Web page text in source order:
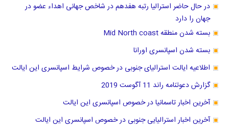
در حال حاضر استرالیا رتبه هفدهم در شاخص جهانی اهداء عضو در
جهان را دارد
بسته شدن منطقه Mid North coast
بسته شدن اسپانسری اورانا
اطلاعیه ایالت استرالیای جنوبی در خصوص شرایط اسپانسری این ایالت
گزارش دعوتنامه راند 11 آگوست 2019
آخرین اخبار تاسمانیا در خصوص اسپانسری این ایالت
آخرین اخبار استرالیایی جنوبی در خصوص اسپانسری این ایالت